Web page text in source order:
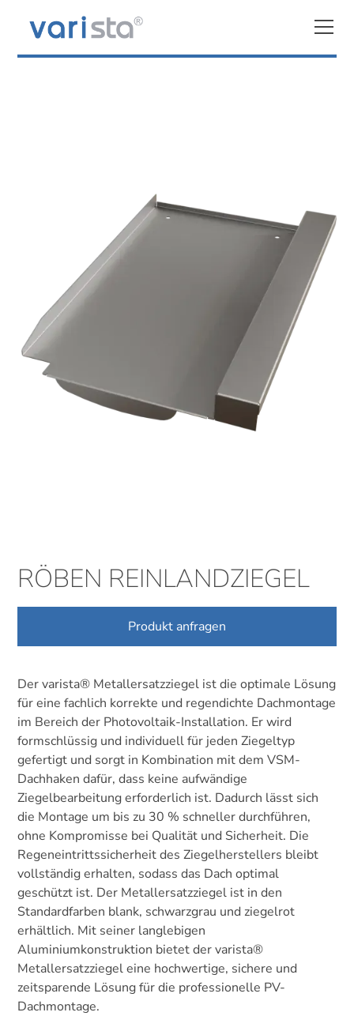
RÖBEN REINLANDZIEGEL
Produkt anfragen
Der varista® Metallersatzziegel ist die optimale Lösung
für eine fachlich korrekte und regendichte Dachmontage
im Bereich der Photovoltaik-Installation. Er wird
formschlüssig und individuell für jeden Ziegeltyp
gefertigt und sorgt in Kombination mit dem VSM-
Dachhaken dafür, dass keine aufwändige
Ziegelbearbeitung erforderlich ist. Dadurch lässt sich
die Montage um bis zu 30 % schneller durchführen,
ohne Kompromisse bei Qualität und Sicherheit. Die
Regeneintrittssicherheit des Ziegelherstellers bleibt
vollständig erhalten, sodass das Dach optimal
geschützt ist. Der Metallersatzziegel ist in den
Standardfarben blank, schwarzgrau und ziegelrot
erhältlich. Mit seiner langlebigen
Aluminiumkonstruktion bietet der varista®
Metallersatzziegel eine hochwertige, sichere und
zeitsparende Lösung für die professionelle PV-
Dachmontage.